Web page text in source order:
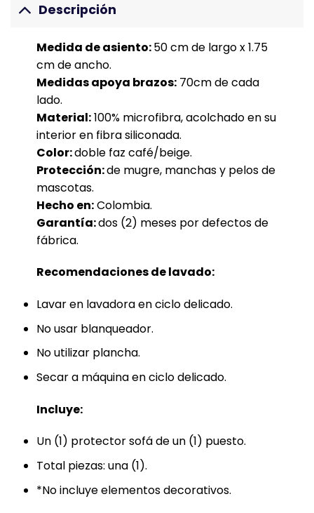
Descripción
Medida de asiento:50 cm de largo x 1.75
cm de ancho.
Medidas apoya brazos:70cm de cada
lado.
Material:100% microfibra, acolchado en su
interior en fibra siliconada.
Color:doble faz café/beige.
Protección:de mugre, manchas y pelos de
mascotas.
Hecho en:Colombia.
Garantía:dos (2) meses por defectos de
fábrica.
Recomendaciones de lavado:
Lavar en lavadora en ciclo delicado.
No usar blanqueador.
No utilizar plancha.
Secar a máquina en ciclo delicado.
Incluye:
Un (1) protector sofá de un (1) puesto.
Total piezas: una (1).
*No incluye elementos decorativos.